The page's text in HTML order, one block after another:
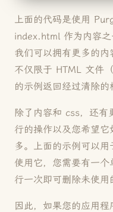
上面的代码是使用
index.html 作为内容之
我们可以拥有更多的
不仅限于 HTML 文件
的示例返回经过清除的
除了内容和 css，还有
行的操作以及您希望它
多。上面的示例可以
使用它，您需要有一
行一次即可删除未使用
因此，如果您的应用